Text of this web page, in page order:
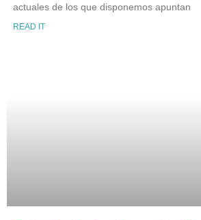
actuales de los que disponemos apuntan
READ IT